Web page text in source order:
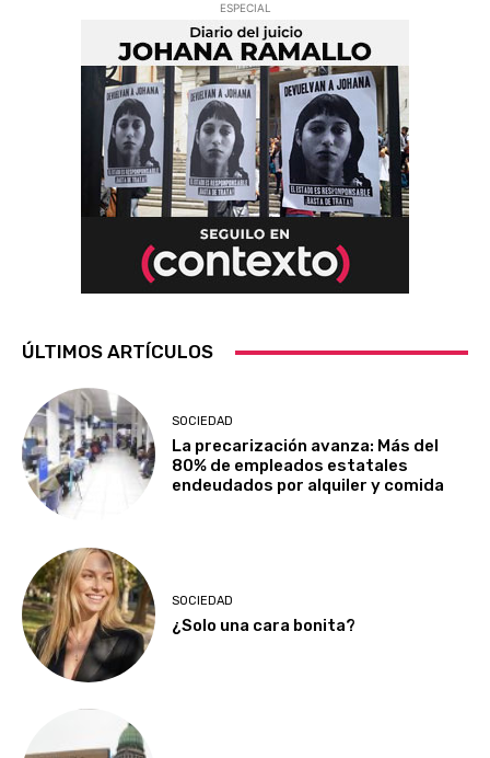
ESPECIAL
ÚLTIMOS ARTÍCULOS
SOCIEDAD
La precarización avanza: Más del
80% de empleados estatales
endeudados por alquiler y comida
SOCIEDAD
¿Solo una cara bonita?